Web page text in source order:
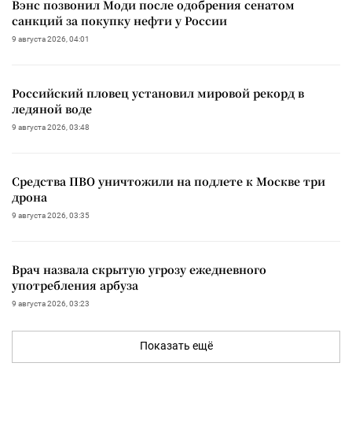
Вэнс позвонил Моди после одобрения сенатом
санкций за покупку нефти у России
9 августа 2026, 04:01
Российский пловец установил мировой рекорд в
ледяной воде
9 августа 2026, 03:48
Средства ПВО уничтожили на подлете к Москве три
дрона
9 августа 2026, 03:35
Врач назвала скрытую угрозу ежедневного
употребления арбуза
9 августа 2026, 03:23
Показать ещё